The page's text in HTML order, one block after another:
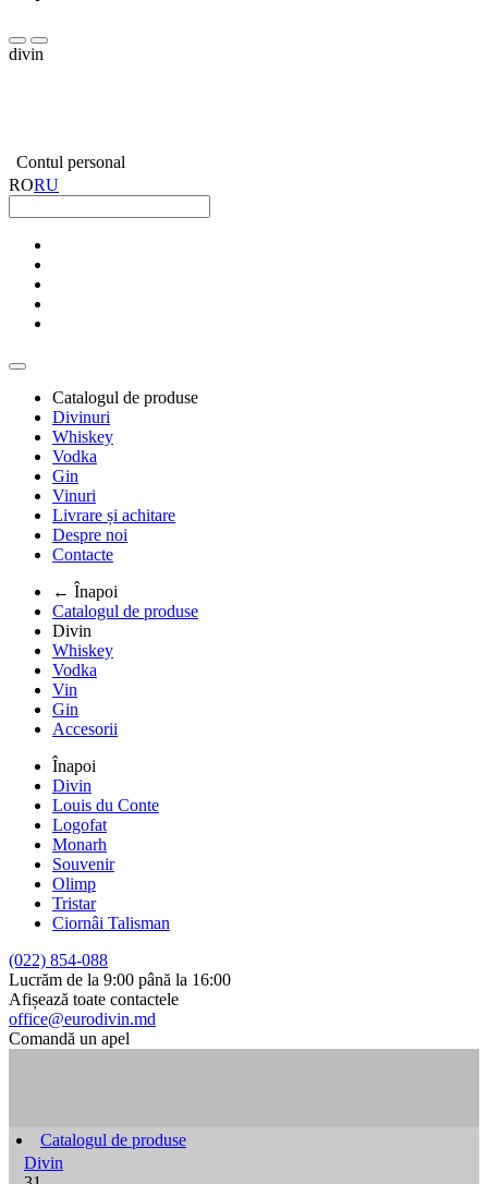
divin
Contul personal
RORU
Catalogul de produse
Divinuri
Whiskey
Vodka
Gin
Vinuri
Livrare și achitare
Despre noi
Contacte
← Înapoi
Catalogul de produse
Divin
Whiskey
Vodka
Vin
Gin
Accesorii
Înapoi
Divin
Louis du Conte
Logofat
Monarh
Souvenir
Olimp
Tristar
Ciornâi Talisman
(022) 854-088
Lucrăm de la 9:00 până la 16:00
Afișează toate contactele
office@eurodivin.md
Comandă un apel
Catalogul de produse
Divin